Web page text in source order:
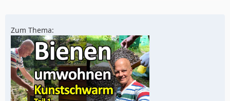
Zum Thema: